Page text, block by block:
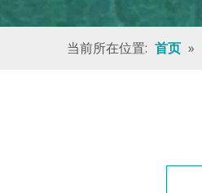
当前所在位置: 首页 »